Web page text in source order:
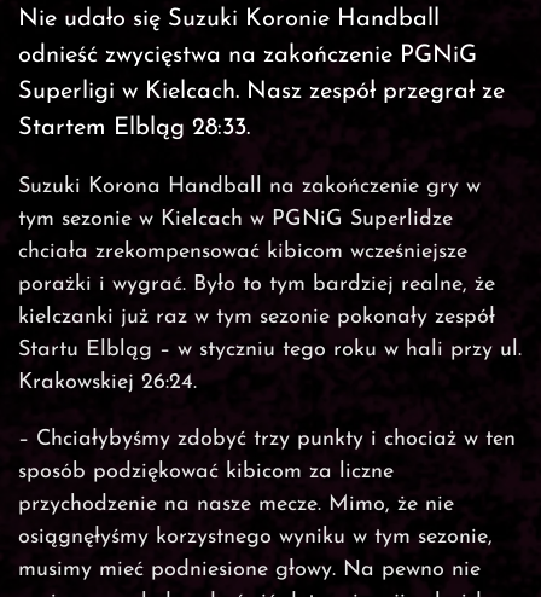
Nie udało się Suzuki Koronie Handball
odnieść zwycięstwa na zakończenie PGNiG
Superligi w Kielcach. Nasz zespół przegrał ze
Startem Elbląg 28:33.
Suzuki Korona Handball na zakończenie gry w
tym sezonie w Kielcach w PGNiG Superlidze
chciała zrekompensować kibicom wcześniejsze
porażki i wygrać. Było to tym bardziej realne, że
kielczanki już raz w tym sezonie pokonały zespół
Startu Elbląg – w styczniu tego roku w hali przy ul.
Krakowskiej 26:24.
– Chciałybyśmy zdobyć trzy punkty i chociaż w ten
sposób podziękować kibicom za liczne
przychodzenie na nasze mecze. Mimo, że nie
osiągnęłyśmy korzystnego wyniku w tym sezonie,
musimy mieć podniesione głowy. Na pewno nie